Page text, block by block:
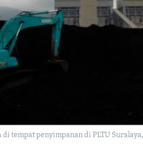
tempat penyimpanan di PLTU